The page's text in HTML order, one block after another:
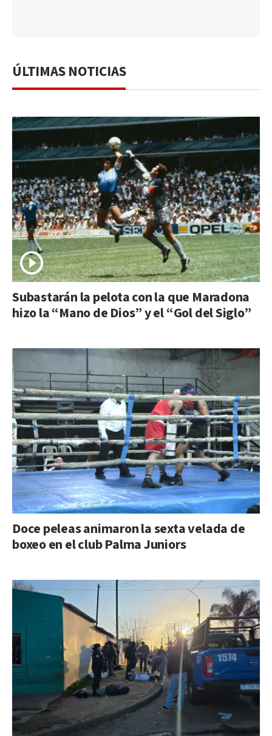
ÚLTIMAS NOTICIAS
Subastarán la pelota con la que Maradona
hizo la “Mano de Dios” y el “Gol del Siglo”
Doce peleas animaron la sexta velada de
boxeo en el club Palma Juniors